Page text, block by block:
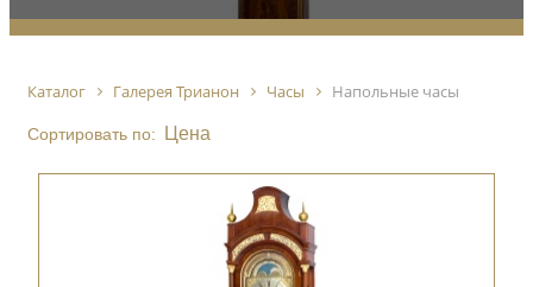
Каталог Галерея Трианон Часы Напольные часы
Сортировать по: Цена